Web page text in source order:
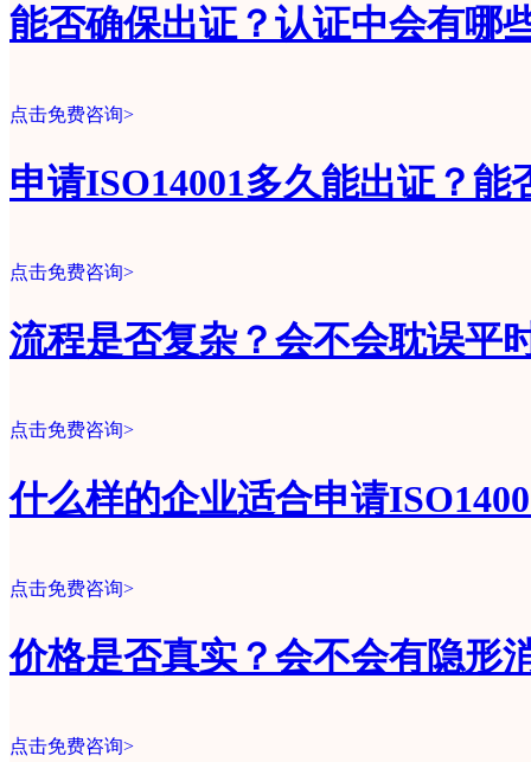
能否确保出证？认证中会有哪
点击免费咨询>
申请ISO14001多久能出证？能
点击免费咨询>
流程是否复杂？会不会耽误平
点击免费咨询>
什么样的企业适合申请
点击免费咨询>
价格是否真实？会不会有隐形
点击免费咨询>